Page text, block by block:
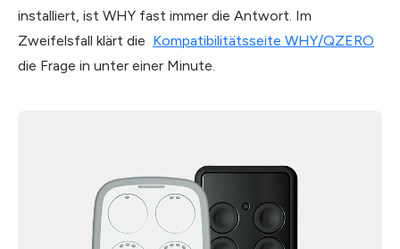
installiert, ist WHY fast immer die Antwort. Im
Zweifelsfall klärt die Kompatibilitätsseite WHY/QZERO
die Frage in unter einer Minute.